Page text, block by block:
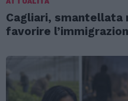
Cagliari, smantellata
favorire